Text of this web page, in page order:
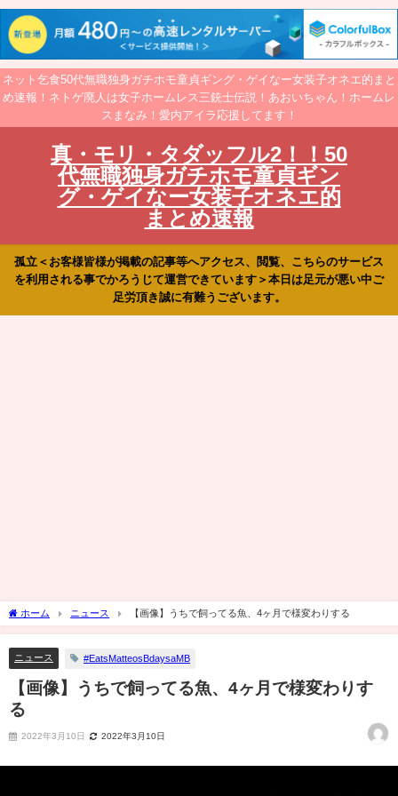
ネット乞食50代無職独身ガチホモ童貞ギング・ゲイなー女装子オネエ的まと
め速報！ネトゲ廃人は女子ホームレス三銃士伝説！あおいちゃん！ホームレ
スまなみ！愛内アイラ応援してます！
真・モリ・タダッフル2！！50
代無職独身ガチホモ童貞ギン
グ・ゲイなー女装子オネエ的
まとめ速報
孤立＜お客様皆様が掲載の記事等へアクセス、閲覧、こちらのサービス
を利用される事でかろうじて運営できています＞本日は足元が悪い中ご
足労頂き誠に有難うございます。
ホーム ニュース 【画像】うちで飼ってる魚、4ヶ月で様変わりする
ニュース #EatsMatteosBdaysaMB
【画像】うちで飼ってる魚、4ヶ月で様変わりす
る
2022年3月10日 2022年3月10日